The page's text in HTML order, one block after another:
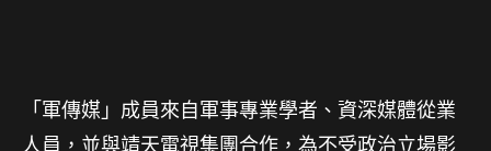
「軍傳媒」成員來自軍事專業學者、資深媒體從業